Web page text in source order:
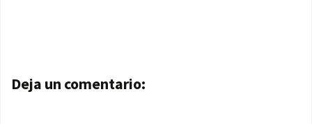
Navegación de entradas
Deja un comentario: